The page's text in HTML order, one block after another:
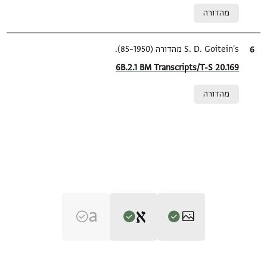
מהדורה
ציטוט
S. D. Goitein's מהדורה (1950–85).
Location in source
6B.2.1 BM Transcripts/T-S 20.169
מהדורה